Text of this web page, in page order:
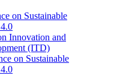
on Sustainable
Innovation and
(ITD)
on Sustainable